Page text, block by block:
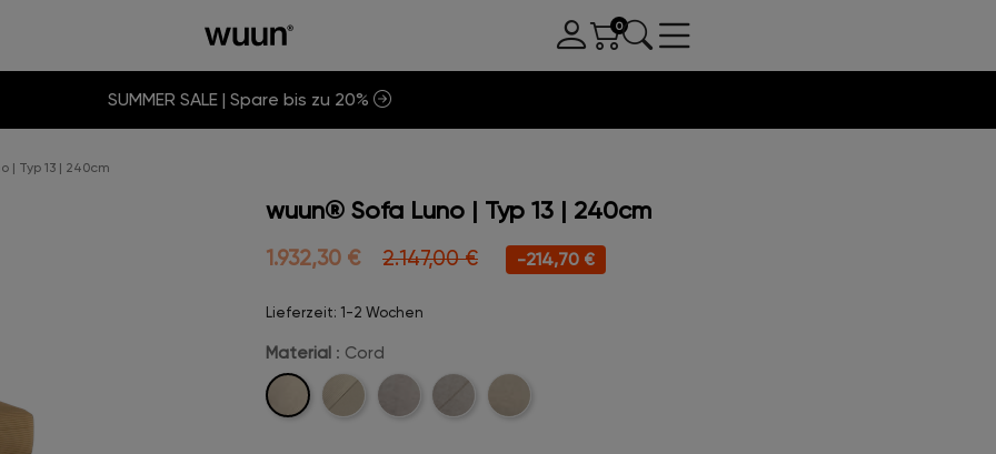
SUMMER SALE | Spare bis zu 20%
| Typ 13 | 240cm
wuun® Sofa Luno | Typ 13 | 240cm
1.932,30 € 2.147,00 € -214,70 €
Lieferzeit: 1-2 Wochen
Material : Cord
Cord
Cord-
Velvet
Velvet- Boucle